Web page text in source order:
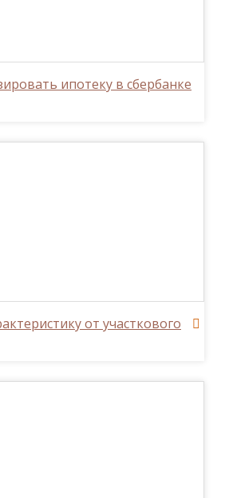
ипотеку в сбербанке
от участкового